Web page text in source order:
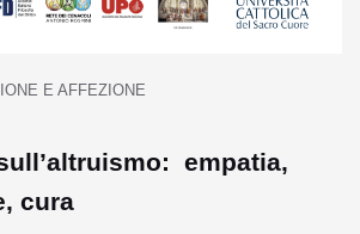
E AFFEZIONE
empatia,
cura